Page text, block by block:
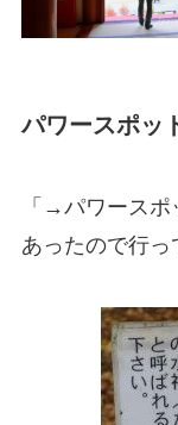
パワースポッ
「→パワース
あったので行っ